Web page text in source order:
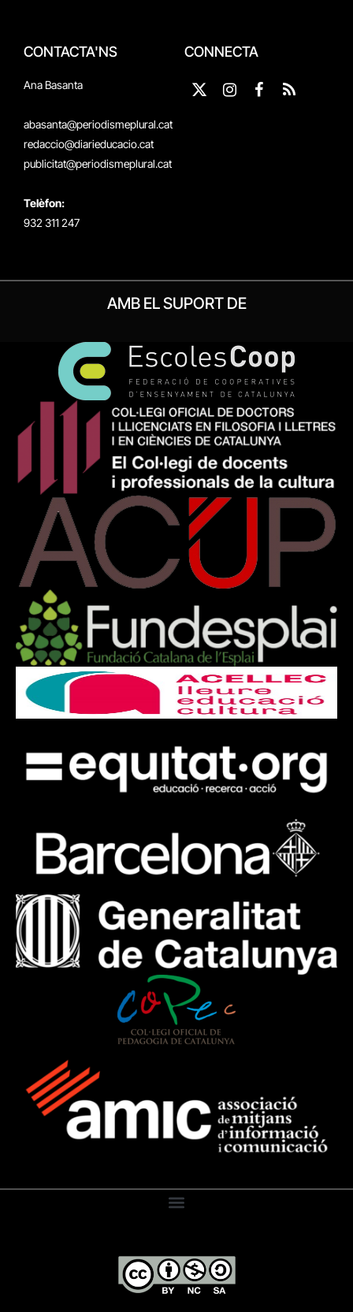
CONTACTA'NS
Ana Basanta
abasanta@periodismeplural.cat
redaccio@diarieducacio.cat
publicitat@periodismeplural.cat
Telèfon:
932 311 247
CONNECTA
X
Instagram
Facebook
RSS
AMB EL SUPORT DE